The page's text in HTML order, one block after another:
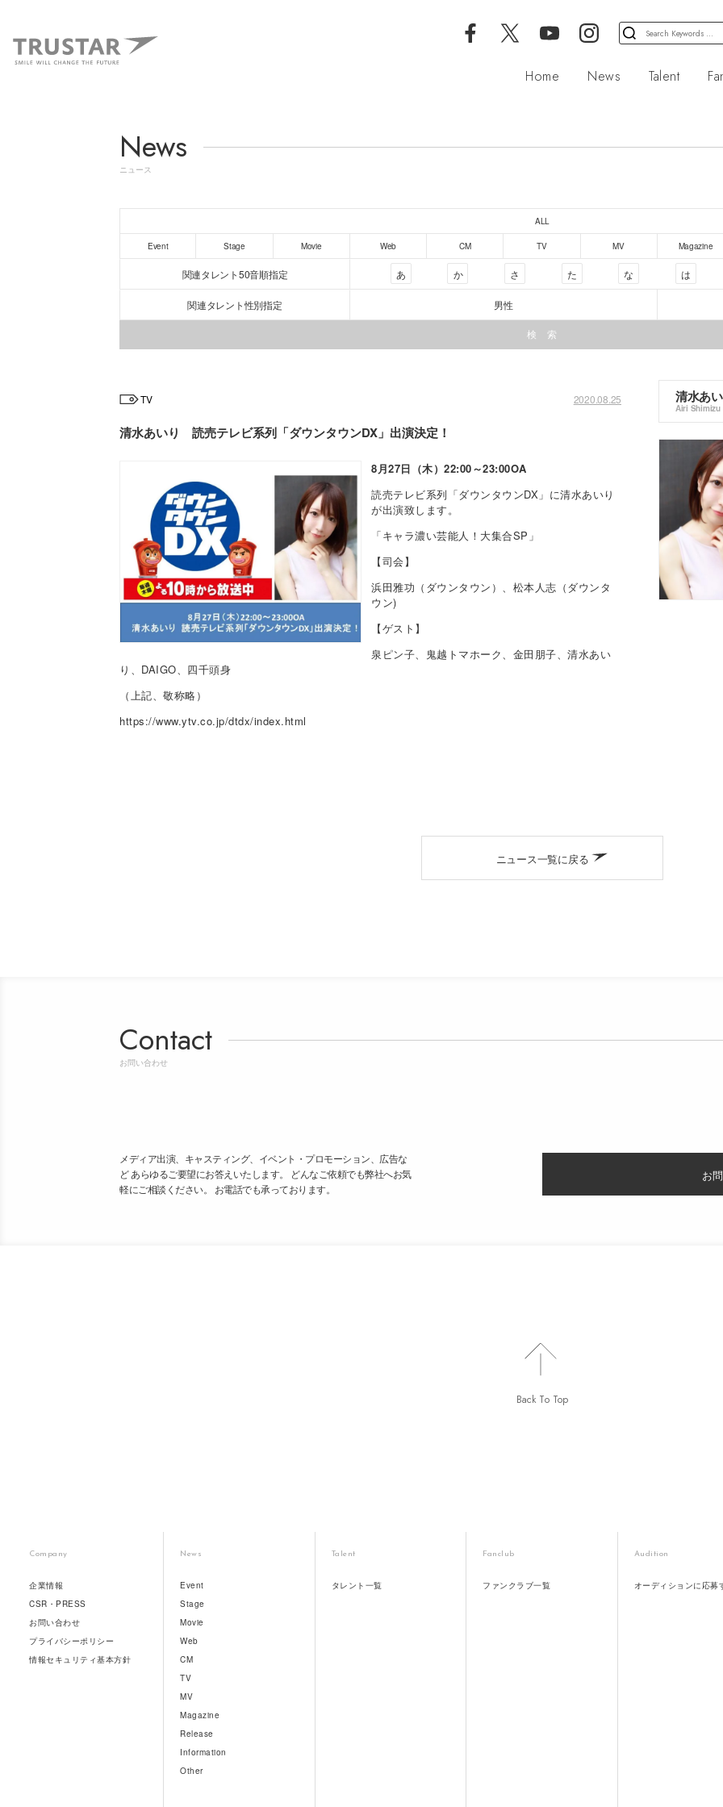
検
索
象:
Home News Talent
News
ニュース
ALL
Event Stage Movie Web CM TV MV Magazine
関連タレント50音順指定 あ か さ た な は
関連タレント性別指定 男性
TV 2020.08.25
清水あいり 読売テレビ系列「ダウンタウンDX」出演決定！
8月27日（木） 22:00～23:00OA
読売テレビ系列「ダウンタウンDX」に清水あいり
が出演致します。
「キャラ濃い芸能人！大集合SP」
【司会】
浜田雅功（ダウンタウン）、松本人志（ダウンタ
ウン)
【ゲスト】
泉ピン子、鬼越トマホーク、金田朋子、清水あい
り、DAIGO、四千頭身
（上記、敬称略）
https://www.ytv.co.jp/dtdx/index.html
清水あ
Airi Shimizu
ニュース一覧に戻る
Contact
お問い合わせ
メディア出演、キャスティング、イベント・プロモーション、広告な
ど あらゆるご要望にお答えいたします。 どんなご依頼でも弊社へお気
軽にご相談ください。 お電話でも承っております。
お
Back To Top
Company
企業情報
CSR・PRESS
お問い合わせ
プライバシーポリシー
情報セキュリティ基本方針
News
Event
Stage
Movie
Web
CM
TV
MV
Magazine
Release
Information
Other
Talent
タレント一覧
Fanclub
ファンクラブ一覧
Audition
オーディションに応募